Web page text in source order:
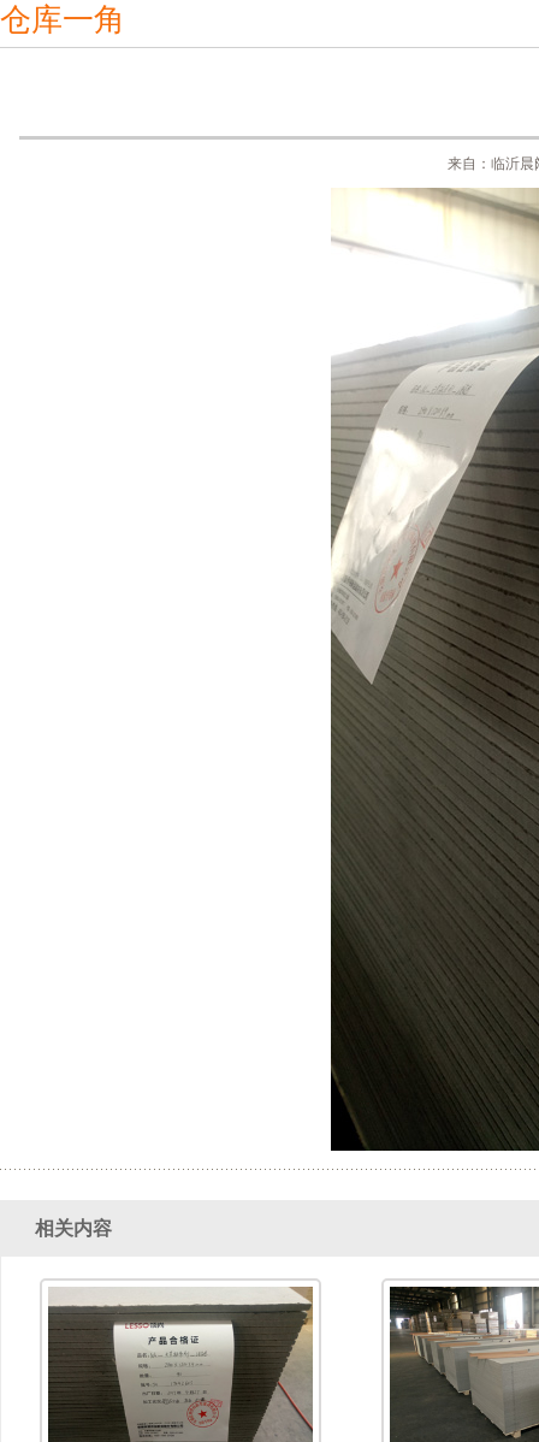
仓库一角
来自：临沂
相关内容